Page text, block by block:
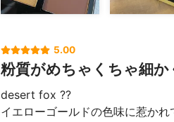
5.00
粉質がめちゃくちゃ細か
desert fox ??
イエローゴールドの色味に惹かれ